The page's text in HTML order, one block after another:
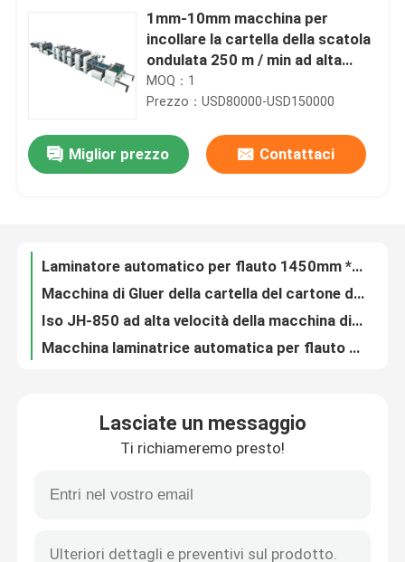
Casa.
Su di noi
Controllo della qualità
Contattaci
Chiedi un preventivo
Macchina del laminatore della flauto
1mm-10mm macchina per
incollare la cartella della scatola
ondulata 250 m / min ad alta
velocità
MOQ：1
Prezzo：USD80000-USD150000
Miglior prezzo Contattaci
Laminatore automatico per flauto 1450mm * 1450mm Rowan Series DF-1450L
Macchina di Gluer della cartella del cartone di larghezza del touch screen 1100mm a basso rumore
Iso JH-850 ad alta velocità della macchina di Gluer della cartella automatica della scatola di quattro esagonali
Macchina laminatrice automatica per flauto all'avanguardia 29KW DX-2100
Lasciate un messaggio
Ti richiameremo presto!